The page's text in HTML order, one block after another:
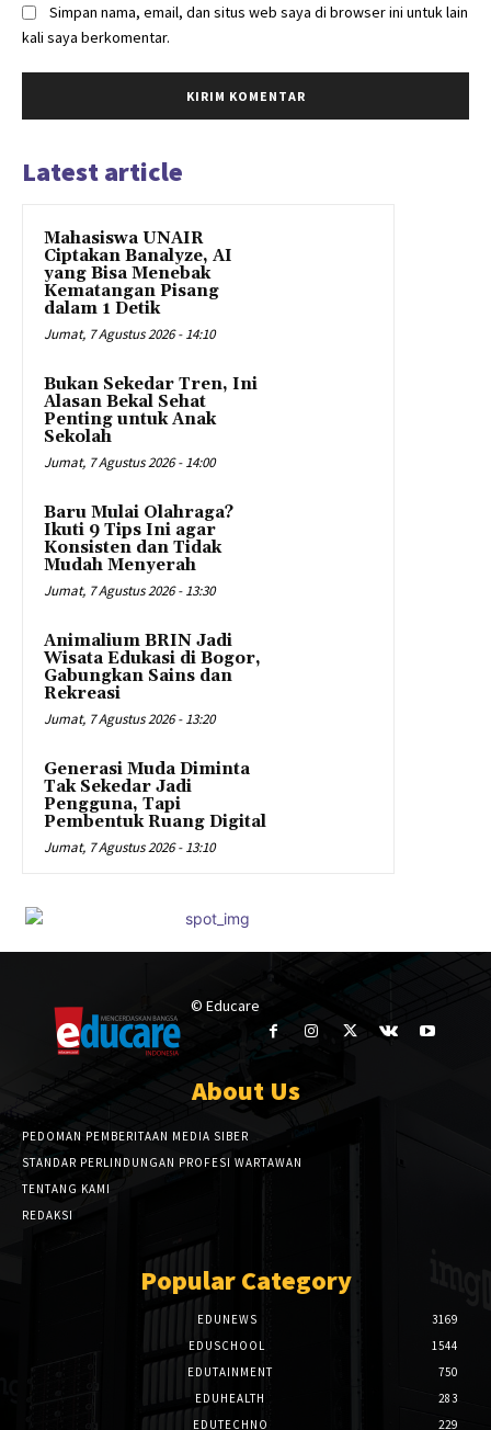
Simpan nama, email, dan situs web saya di browser ini untuk lain
kali saya berkomentar.
Latest article
Mahasiswa UNAIR
Ciptakan Banalyze, AI
yang Bisa Menebak
Kematangan Pisang
dalam 1 Detik
Jumat, 7 Agustus 2026 - 14:10
Bukan Sekedar Tren, Ini
Alasan Bekal Sehat
Penting untuk Anak
Sekolah
Jumat, 7 Agustus 2026 - 14:00
Baru Mulai Olahraga?
Ikuti 9 Tips Ini agar
Konsisten dan Tidak
Mudah Menyerah
Jumat, 7 Agustus 2026 - 13:30
Animalium BRIN Jadi
Wisata Edukasi di Bogor,
Gabungkan Sains dan
Rekreasi
Jumat, 7 Agustus 2026 - 13:20
Generasi Muda Diminta
Tak Sekedar Jadi
Pengguna, Tapi
Pembentuk Ruang Digital
Jumat, 7 Agustus 2026 - 13:10
© Educare
About Us
PEDOMAN PEMBERITAAN MEDIA SIBER
STANDAR PERLINDUNGAN PROFESI WARTAWAN
TENTANG KAMI
REDAKSI
Popular Category
EDUNEWS
3169
EDUSCHOOL
1544
EDUTAINMENT
750
EDUHEALTH
283
EDUTECHNO
229